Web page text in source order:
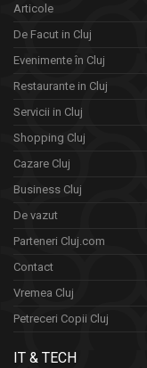
Articole
De Facut in Cluj
Evenimente în Cluj
Restaurante in Cluj
Servicii in Cluj
Shopping Cluj
Cazare Cluj
Business Cluj
De vazut
Parteneri Cluj.com
Contact
Vremea Cluj
Petreceri Copii Cluj
IT & TECH